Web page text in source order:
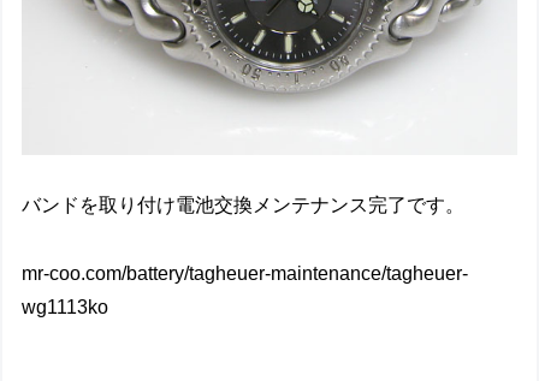
バンドを取り付け電池交換メンテナンス完了です。
mr-coo.com/battery/tagheuer-maintenance/tagheuer-
wg1113ko